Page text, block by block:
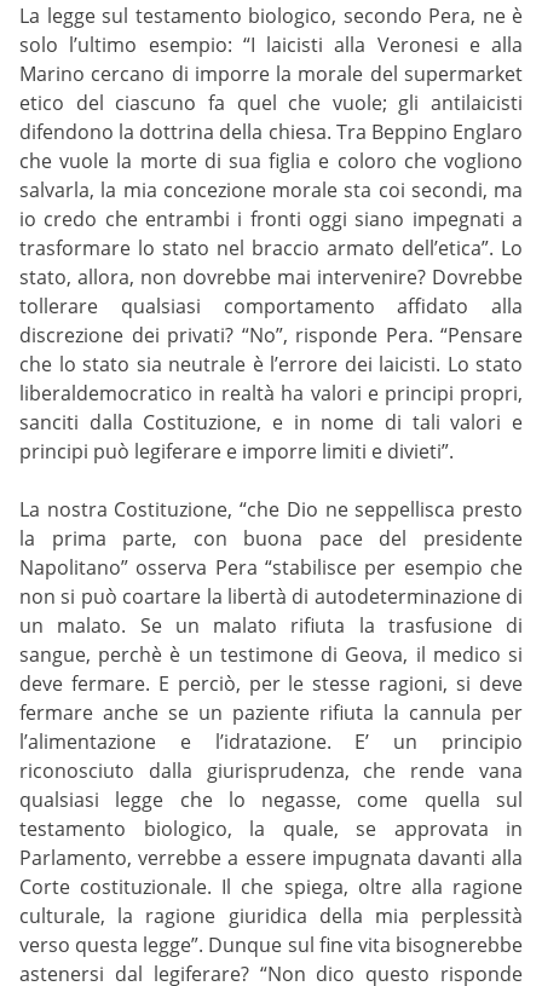
La legge sul testamento biologico, secondo Pera, ne è
solo l’ultimo esempio: “I laicisti alla Veronesi e alla
Marino cercano di imporre la morale del supermarket
etico del ciascuno fa quel che vuole; gli antilaicisti
difendono la dottrina della chiesa. Tra Beppino Englaro
che vuole la morte di sua figlia e coloro che vogliono
salvarla, la mia concezione morale sta coi secondi, ma
io credo che entrambi i fronti oggi siano impegnati a
trasformare lo stato nel braccio armato dell’etica”. Lo
stato, allora, non dovrebbe mai intervenire? Dovrebbe
tollerare qualsiasi comportamento affidato alla
discrezione dei privati? “No”, risponde Pera. “Pensare
che lo stato sia neutrale è l’errore dei laicisti. Lo stato
liberaldemocratico in realtà ha valori e principi propri,
sanciti dalla Costituzione, e in nome di tali valori e
principi può legiferare e imporre limiti e divieti”.
La nostra Costituzione, “che Dio ne seppellisca presto
la prima parte, con buona pace del presidente
Napolitano” osserva Pera “stabilisce per esempio che
non si può coartare la libertà di autodeterminazione di
un malato. Se un malato rifiuta la trasfusione di
sangue, perchè è un testimone di Geova, il medico si
deve fermare. E perciò, per le stesse ragioni, si deve
fermare anche se un paziente rifiuta la cannula per
l’alimentazione e l’idratazione. E’ un principio
riconosciuto dalla giurisprudenza, che rende vana
qualsiasi legge che lo negasse, come quella sul
testamento biologico, la quale, se approvata in
Parlamento, verrebbe a essere impugnata davanti alla
Corte costituzionale. Il che spiega, oltre alla ragione
culturale, la ragione giuridica della mia perplessità
verso questa legge”. Dunque sul fine vita bisognerebbe
astenersi dal legiferare? “Non dico questo risponde